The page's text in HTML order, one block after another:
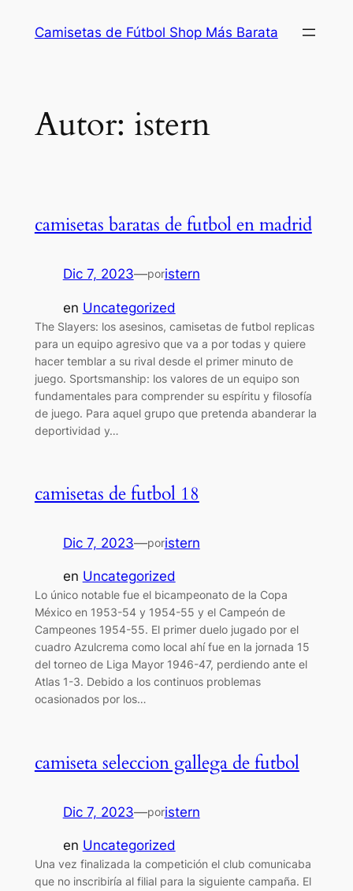
Camisetas de Fútbol Shop Más Barata
Autor: istern
camisetas baratas de futbol en madrid
Dic 7, 2023—poristern
en Uncategorized
The Slayers: los asesinos, camisetas de futbol replicas
para un equipo agresivo que va a por todas y quiere
hacer temblar a su rival desde el primer minuto de
juego. Sportsmanship: los valores de un equipo son
fundamentales para comprender su espíritu y filosofía
de juego. Para aquel grupo que pretenda abanderar la
deportividad y…
camisetas de futbol 18
Dic 7, 2023—poristern
en Uncategorized
Lo único notable fue el bicampeonato de la Copa
México en 1953-54 y 1954-55 y el Campeón de
Campeones 1954-55. El primer duelo jugado por el
cuadro Azulcrema como local ahí fue en la jornada 15
del torneo de Liga Mayor 1946-47, perdiendo ante el
Atlas 1-3. Debido a los continuos problemas
ocasionados por los…
camiseta seleccion gallega de futbol
Dic 7, 2023—poristern
en Uncategorized
Una vez finalizada la competición el club comunicaba
que no inscribiría al filial para la siguiente campaña. El